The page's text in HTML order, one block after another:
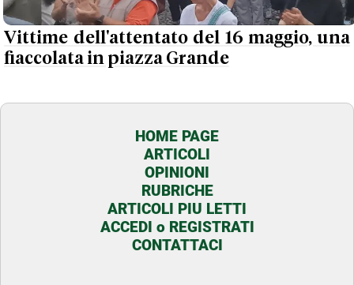
Vittime dell'attentato del 16 maggio, una
fiaccolata in piazza Grande
HOME PAGE
ARTICOLI
OPINIONI
RUBRICHE
ARTICOLI PIU LETTI
ACCEDI o REGISTRATI
CONTATTACI